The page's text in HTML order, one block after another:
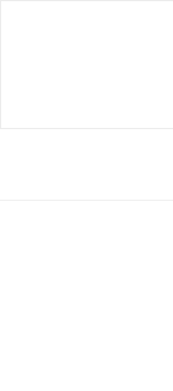
Отправить